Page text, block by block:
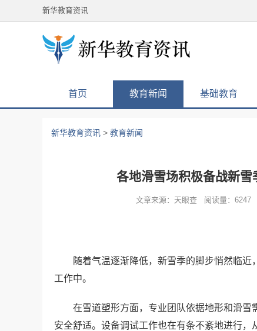
新华教育资讯
首页 教育新闻 基础教育
新华教育资讯 > 教育新闻
各地滑雪场积极备战新
文章来源：天眼查 阅读量：6247
随着气温逐渐降低，新雪季的脚步悄然临
工作中。
在雪道塑形方面，专业团队依据地形和滑
安全舒适。设备调试工作也在有条不紊地进行，